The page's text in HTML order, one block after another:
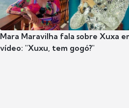
Mara Maravilha fala sobre Xuxa
vídeo: "Xuxu, tem gogó?"